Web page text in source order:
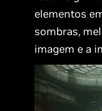
elementos
sombras,
imagem e a